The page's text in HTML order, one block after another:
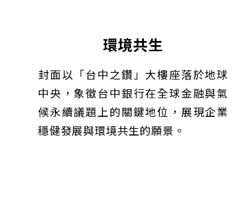
環境共生
封面以「台中之鑽」大樓座落於地球
中央，象徵台中銀行在全球金融與氣
候永續議題上的關鍵地位，展現企業
穩健發展與環境共生的願景。